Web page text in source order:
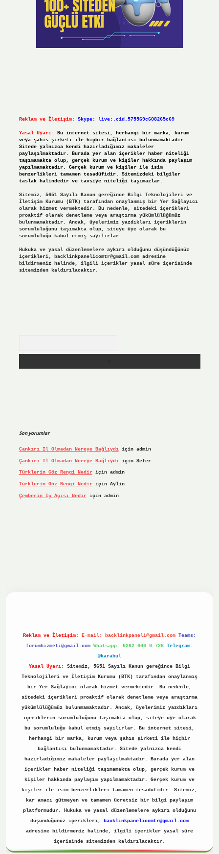
Reklam ve İletişim: Skype: live:.cid.575569c608265c69
Yasal Uyarı:
Bu internet sitesi, herhangi bir marka, kurum
veya şahıs şirketi ile hiçbir bağlantısı bulunmamaktadır.
Sitede yalnızca kendi hazırladığımız makaleler
paylaşılmaktadır. Burada yer alan içerikler haber niteliği
taşımamakta olup, gerçek kurum ve kişiler hakkında paylaşım
yapılmamaktadır. Gerçek kurum ve kişiler ile isim
benzerlikleri tamamen tesadüfidir. Sitemizdeki bilgiler
taslak halindedir ve tavsiye niteliği taşımazlar.
Sitemiz, 5651 Sayılı Kanun gereğince Bilgi Teknolojileri ve
İletişim Kurumu (BTK) tarafından onaylanmış bir Yer Sağlayıcı
olarak hizmet vermektedir. Bu nedenle, sitedeki içerikleri
proaktif olarak denetleme veya araştırma yükümlülüğümüz
bulunmamaktadır. Ancak, üyelerimiz yazdıkları içeriklerin
sorumluluğunu taşımakta olup, siteye üye olarak bu
sorumluluğu kabul etmiş sayılırlar.
Hukuka ve yasal düzenlemelere aykırı olduğunu düşündüğünüz
içerikleri, backlinkpanelicomtr@gmail.comadresine
bildirmeniz halinde, ilgili içerikler yasal süre içerisinde
sitemizden kaldırılacaktır.
Son yorumlar
Çankırı Il Olmadan Nereye Bağlıydıiçin admin
Çankırı Il Olmadan Nereye Bağlıydıiçin Sefer
Türklerin Göz Rengi Nediriçin admin
Türklerin Göz Rengi Nediriçin Aylin
Çemberin Iç Açısı Nediriçin admin
Reklam ve İletişim: E-mail: backlinkpaneli@gmail.com Teams:
forumhizmeti@gmail.com Whatsapp: 0262 606 0 726 Telegram:
@karabul
Yasal Uyarı:
Sitemiz, 5651 Sayılı Kanun gereğince Bilgi
Teknolojileri ve İletişim Kurumu (BTK) tarafından onaylanmış
bir Yer Sağlayıcı olarak hizmet vermektedir. Bu nedenle,
sitedeki içerikleri proaktif olarak denetleme veya araştırma
yükümlülüğümüz bulunmamaktadır. Ancak, üyelerimiz yazdıkları
içeriklerin sorumluluğunu taşımakta olup, siteye üye olarak
bu sorumluluğu kabul etmiş sayılırlar. Bu internet sitesi,
herhangi bir marka, kurum veya şahıs şirketi ile hiçbir
bağlantısı bulunmamaktadır. Sitede yalnızca kendi
hazırladığımız makaleler paylaşılmaktadır. Burada yer alan
içerikler haber niteliği taşımamakta olup, gerçek kurum ve
kişiler hakkında paylaşım yapılmamaktadır. Gerçek kurum ve
kişiler ile isim benzerlikleri tamamen tesadüfidir. Sitemiz,
kar amacı gütmeyen ve tamamen ücretsiz bir bilgi paylaşım
platformudur. Hukuka ve yasal düzenlemelere aykırı olduğunu
düşündüğünüz içerikleri,
backlinkpanelicomtr@gmail.com
adresine bildirmeniz halinde, ilgili içerikler yasal süre
içerisinde sitemizden kaldırılacaktır.